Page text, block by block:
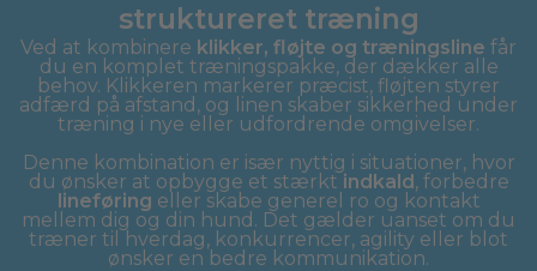
struktureret træning
Ved at kombinere klikker, fløjte og træningsline får
du en komplet træningspakke, der dækker alle
behov. Klikkeren markerer præcist, fløjten styrer
adfærd på afstand, og linen skaber sikkerhed under
træning i nye eller udfordrende omgivelser.
Denne kombination er især nyttig i situationer, hvor
du ønsker at opbygge et stærkt indkald, forbedre
lineføring eller skabe generel ro og kontakt
mellem dig og din hund. Det gælder uanset om du
træner til hverdag, konkurrencer, agility eller blot
ønsker en bedre kommunikation.